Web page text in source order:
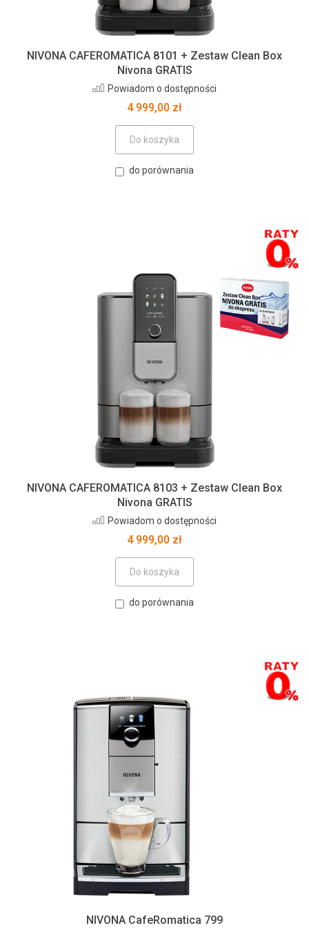
NIVONA CAFEROMATICA 8101 + Zestaw Clean Box
Nivona GRATIS
Powiadom o dostępności
4 999,00 zł
Do koszyka
do porównania
NIVONA CAFEROMATICA 8103 + Zestaw Clean Box
Nivona GRATIS
Powiadom o dostępności
4 999,00 zł
Do koszyka
do porównania
NIVONA CafeRomatica 799